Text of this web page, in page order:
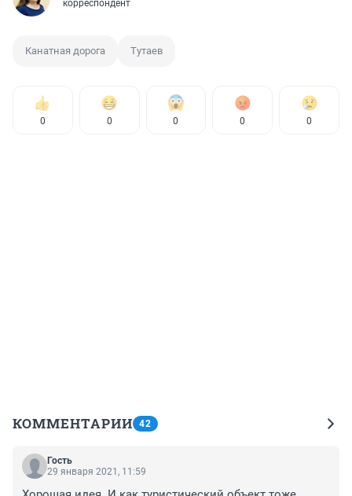
корреспондент
Канатная дорога Тутаев
0 0 0 0 0
КОММЕНТАРИИ 42
Гость
29 января 2021, 11:59